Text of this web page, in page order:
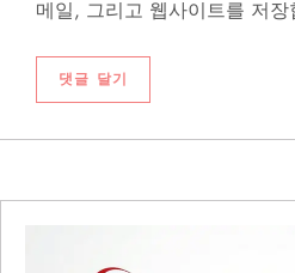
메일, 그리고 웹사이트를 저장